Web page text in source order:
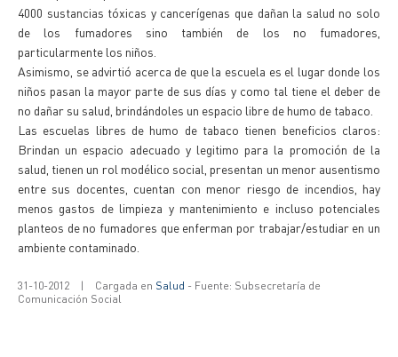
4000 sustancias tóxicas y cancerígenas que dañan la salud no solo
de los fumadores sino también de los no fumadores,
particularmente los niños.
Asimismo, se advirtió acerca de que la escuela es el lugar donde los
niños pasan la mayor parte de sus días y como tal tiene el deber de
no dañar su salud, brindándoles un espacio libre de humo de tabaco.
Las escuelas libres de humo de tabaco tienen beneficios claros:
Brindan un espacio adecuado y legitimo para la promoción de la
salud, tienen un rol modélico social, presentan un menor ausentismo
entre sus docentes, cuentan con menor riesgo de incendios, hay
menos gastos de limpieza y mantenimiento e incluso potenciales
planteos de no fumadores que enferman por trabajar/estudiar en un
ambiente contaminado.
31-10-2012 | Cargada en Salud - Fuente: Subsecretaría de
Comunicación Social